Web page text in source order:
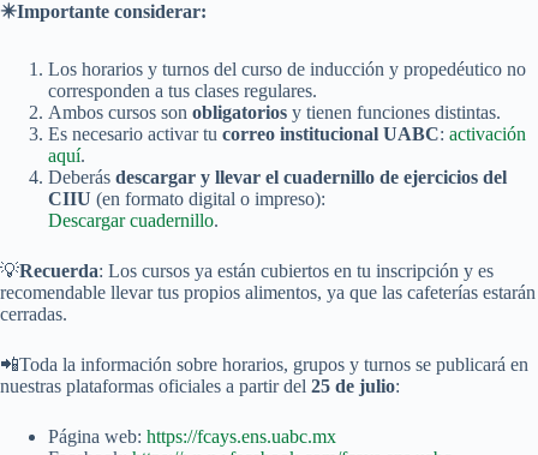
✴️Importante considerar:
Los horarios y turnos del curso de inducción y propedéutico no
corresponden a tus clases regulares.
Ambos cursos son obligatorios y tienen funciones distintas.
Es necesario activar tu correo institucional UABC: activación
aquí.
Deberás descargar y llevar el cuadernillo de ejercicios del
CIIU (en formato digital o impreso):
Descargar cuadernillo.
💡Recuerda: Los cursos ya están cubiertos en tu inscripción y es
recomendable llevar tus propios alimentos, ya que las cafeterías estarán
cerradas.
📲Toda la información sobre horarios, grupos y turnos se publicará en
nuestras plataformas oficiales a partir del 25 de julio:
Página web: https://fcays.ens.uabc.mx